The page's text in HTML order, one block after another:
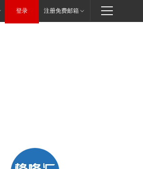
登录 注册免费邮箱